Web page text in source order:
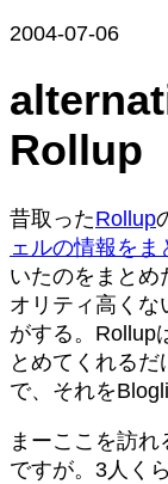
2004-07-06
Rollup
昔取ったRollup
ェルの情報をま
いたのをまとめ
オリティ高くな
がする。Rollup
とめてくれるだ
で、それを
まーここを訪
ですが。3人く